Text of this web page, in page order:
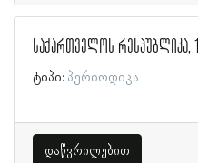
საქართველოს რესპუბლიკა,
ტიპი: პერიოდიკა
დაწვრილებით